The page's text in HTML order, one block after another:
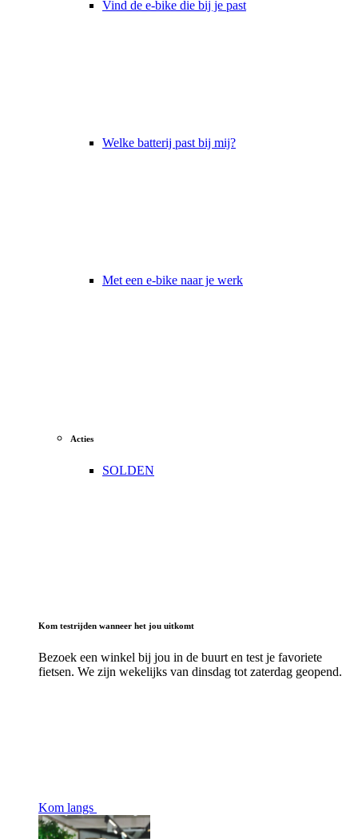
Vind de e-bike die bij je past
Welke batterij past bij mij?
Met een e-bike naar je werk
Acties
SOLDEN
Kom testrijden wanneer het jou uitkomt
Bezoek een winkel bij jou in de buurt en test je favoriete
fietsen. We zijn wekelijks van dinsdag tot zaterdag geopend.
Kom langs